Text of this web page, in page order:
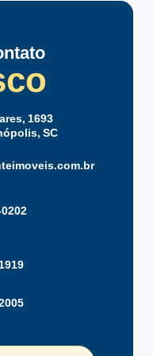
de Festas
1693
SC